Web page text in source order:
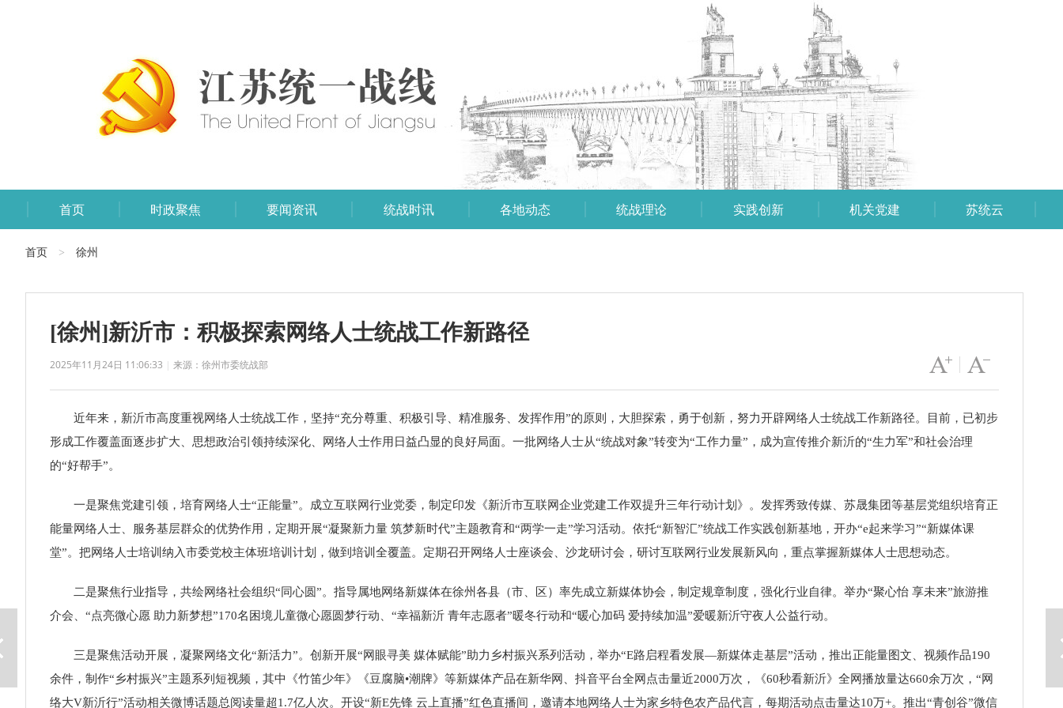
首页 时政聚焦 要闻资讯 统战时讯 各地动态 统战理论 实践创新 机关党建 苏统云
首页 > 徐州
[徐州]新沂市：积极探索网络人士统战工作新路径
2025年11月24日 11:06:33 | 来源：徐州市委统战部 字号变小
近年来， 新沂市高度重视网络人士统战工作，坚持“充分尊重、积极引导、精准服务、发挥作用”的原则，大胆探索，勇于创新，努力开辟网络人士统战工作新路径。 目前，已初步
形成工作覆盖面逐步扩大、思想政治引领持续深化、网络人士作用日益凸显的良好局面。一批网络人士从“统战对象”转变为“工作力量”，成为宣传推介新沂的“生力军”和社会治理
的“好帮手”。
一是聚焦党建引领， 培育网络人士“正能量”。 成立互联网行业党委，制定印发《新沂市互联网企业党建工作双提升三年行动计划》。 发挥秀致传媒 、苏晟集团等基层党组织培育正
能量网络人士、服务基层群众的优势作用， 定期开展“凝聚新力量 筑梦新时代”主题教育和“两学一走”学习活动。依托“新智汇”统战工作实践创新基地，开办“e起来学习”“新媒体课
堂”。把网络人士培训纳入市委党校主体班培训计划， 做到培训全覆盖。 定期召开网络人士座谈会、沙龙研讨会，研讨互联网行业发展新风向，重点掌握新媒体人士思想动态。
二是聚焦行业指导，共绘网络社会组织“同心圆”。 指导属地网络新媒体在徐州各县（市、区）率先成立新媒体协会，制定规章制度，强化行业自律。举办“聚心怡 享未来”旅游推
介会、“点亮微心愿 助力新梦想”170名困境儿童微心愿圆梦行动、“幸福新沂 青年志愿者”暖冬行动和“暖心加码 爱持续加温”爱暖新沂守夜人公益行动。
三是聚焦活动开展，凝聚网络文化“新活力”。 创新开展“网眼寻美 媒体赋能”助力乡村振兴系列活动 ， 举办“E路启程看发展—新媒体走基层”活动，推出正能量图文、视频作品190
余件 ，制作“乡村振兴”主题系列短视频，其中《竹笛少年》《豆腐脑•潮牌》等新媒体产品在新华网、抖音平台全网点击量近2000万次，《60秒看新沂》全网播放量达660余万次，“网
络大V新沂行”活动相关微博话题总阅读量超1.7亿人次。 开设“新E先锋 云上直播”红色直播间，邀请本地网络人士为家乡特色农产品代言，每期活动点击量达10万+。 推出“青创谷”微信
下一篇